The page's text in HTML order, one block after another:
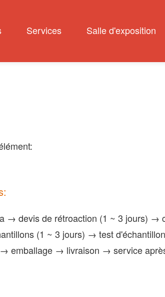
Services Salle d'exposition
→ devis de rétroaction (1 ~ 3 jours)
(1 ~ 3 jours) → test
emballage → livraison → service